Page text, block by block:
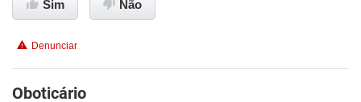
Conciliação com a vida familiar
Sim Não
Denunciar
Oboticário